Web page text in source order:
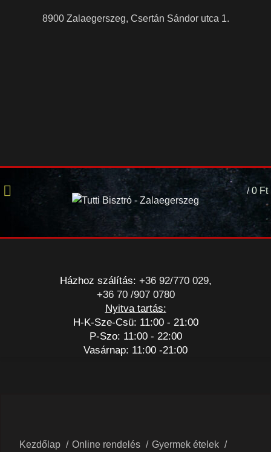
8900 Zalaegerszeg, Csertán Sándor utca 1.
/ 0 Ft
Házhoz szálítás: +36 92/770 029,
+36 70 /907 0780
Nyitva tartás:
H-K-Sze-Csü: 11:00 - 21:00
P-Szo: 11:00 - 22:00
Vasárnap: 11:00 -21:00
Kezdőlap
Online rendelés
Gyermek ételek